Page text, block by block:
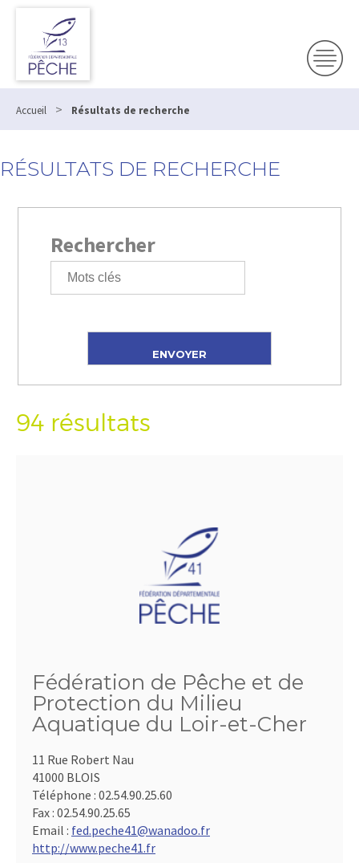
Accueil > Résultats de recherche
RÉSULTATS DE RECHERCHE
Rechercher
94 résultats
Fédération de Pêche et de
Protection du Milieu
Aquatique du Loir-et-Cher
11 Rue Robert Nau
41000 BLOIS
Téléphone : 02.54.90.25.60
Fax : 02.54.90.25.65
Email : fed.peche41@wanadoo.fr
http://www.peche41.fr